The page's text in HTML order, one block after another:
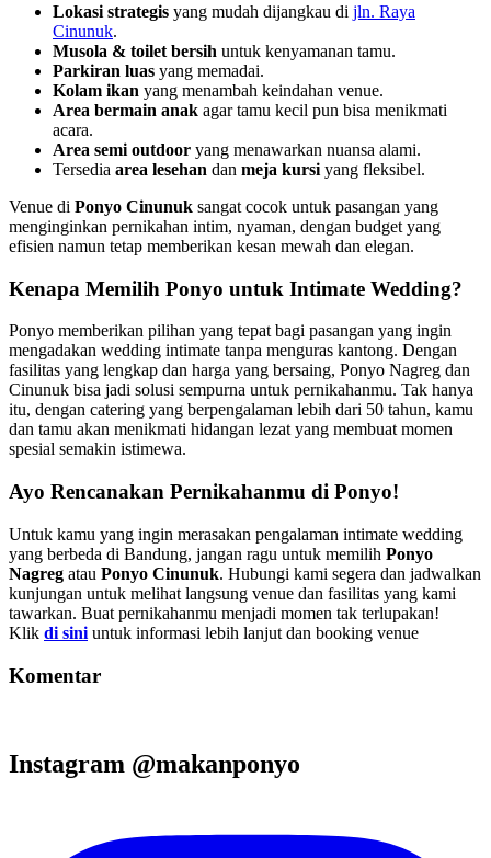
Lokasi strategis yang mudah dijangkau di jln. Raya
Cinunuk.
Musola & toilet bersih untuk kenyamanan tamu.
Parkiran luas yang memadai.
Kolam ikan yang menambah keindahan venue.
Area bermain anak agar tamu kecil pun bisa menikmati
acara.
Area semi outdoor yang menawarkan nuansa alami.
Tersedia area lesehan dan meja kursi yang fleksibel.
Venue di Ponyo Cinunuk sangat cocok untuk pasangan yang
menginginkan pernikahan intim, nyaman, dengan budget yang
efisien namun tetap memberikan kesan mewah dan elegan.
Kenapa Memilih Ponyo untuk Intimate Wedding?
Ponyo memberikan pilihan yang tepat bagi pasangan yang ingin
mengadakan wedding intimate tanpa menguras kantong. Dengan
fasilitas yang lengkap dan harga yang bersaing, Ponyo Nagreg dan
Cinunuk bisa jadi solusi sempurna untuk pernikahanmu. Tak hanya
itu, dengan catering yang berpengalaman lebih dari 50 tahun, kamu
dan tamu akan menikmati hidangan lezat yang membuat momen
spesial semakin istimewa.
Ayo Rencanakan Pernikahanmu di Ponyo!
Untuk kamu yang ingin merasakan pengalaman intimate wedding
yang berbeda di Bandung, jangan ragu untuk memilih Ponyo
Nagreg atau Ponyo Cinunuk. Hubungi kami segera dan jadwalkan
kunjungan untuk melihat langsung venue dan fasilitas yang kami
tawarkan. Buat pernikahanmu menjadi momen tak terlupakan!
Klik di sini untuk informasi lebih lanjut dan booking venue
Komentar
Instagram @makanponyo